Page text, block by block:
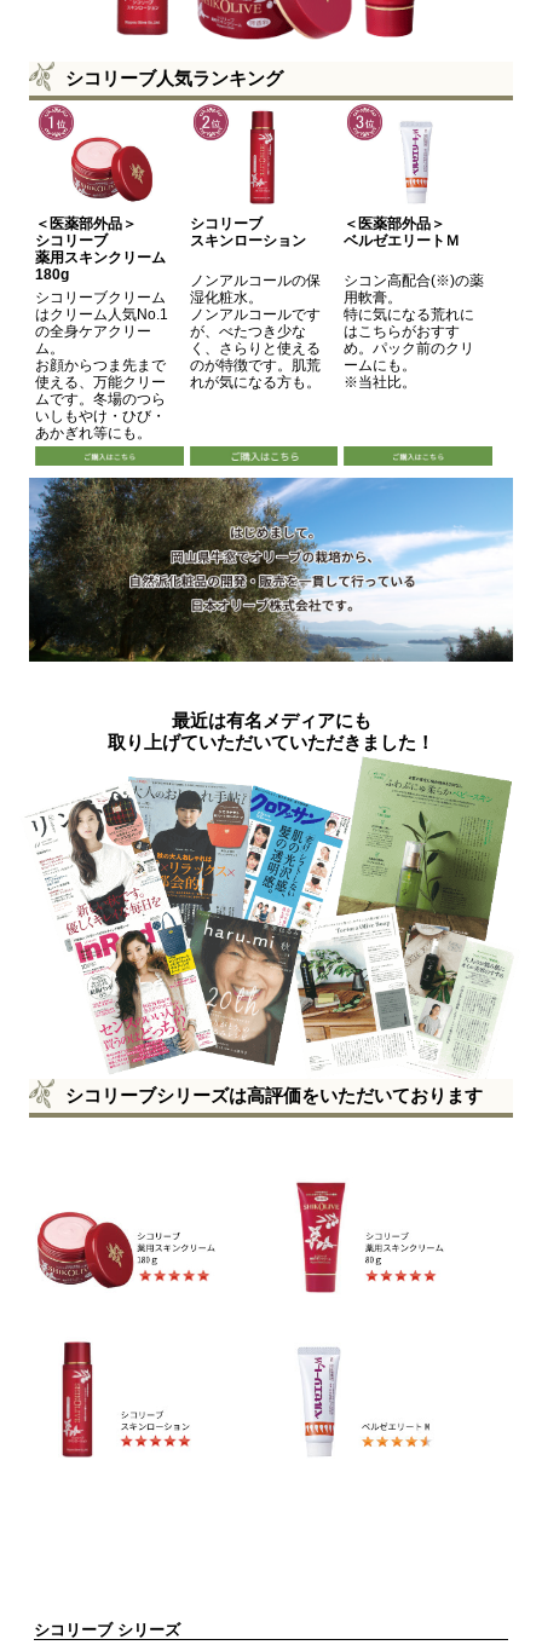
シコリーブ人気ランキング
＜医薬部外品＞
シコリーブ
薬用スキンクリーム
180g
シコリーブクリーム
はクリーム人気No.1
の全身ケアクリー
ム。
お顔からつま先まで
使える、万能クリー
ムです。冬場のつら
いしもやけ・ひび・
あかぎれ等にも。
シコリーブ
スキンローション
ノンアルコールの保
湿化粧水。
ノンアルコールです
が、べたつき少な
く、さらりと使える
のが特徴です。肌荒
れが気になる方も。
＜医薬部外品＞
ベルゼエリートＭ
シコン高配合(※)の薬
用軟膏。
特に気になる荒れに
はこちらがおすす
め。パック前のクリ
ームにも。
※当社比。
最近は有名メディアにも
取り上げていただいていただきました！
シコリーブシリーズは高評価をいただいております
シコリーブ シリーズ